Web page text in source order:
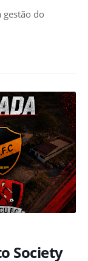
gestão do
Society